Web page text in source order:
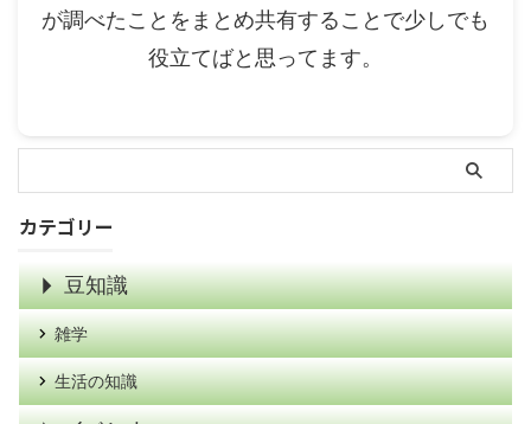
が調べたことをまとめ共有することで少しでも
役立てばと思ってます。
カテゴリー
豆知識
雑学
生活の知識